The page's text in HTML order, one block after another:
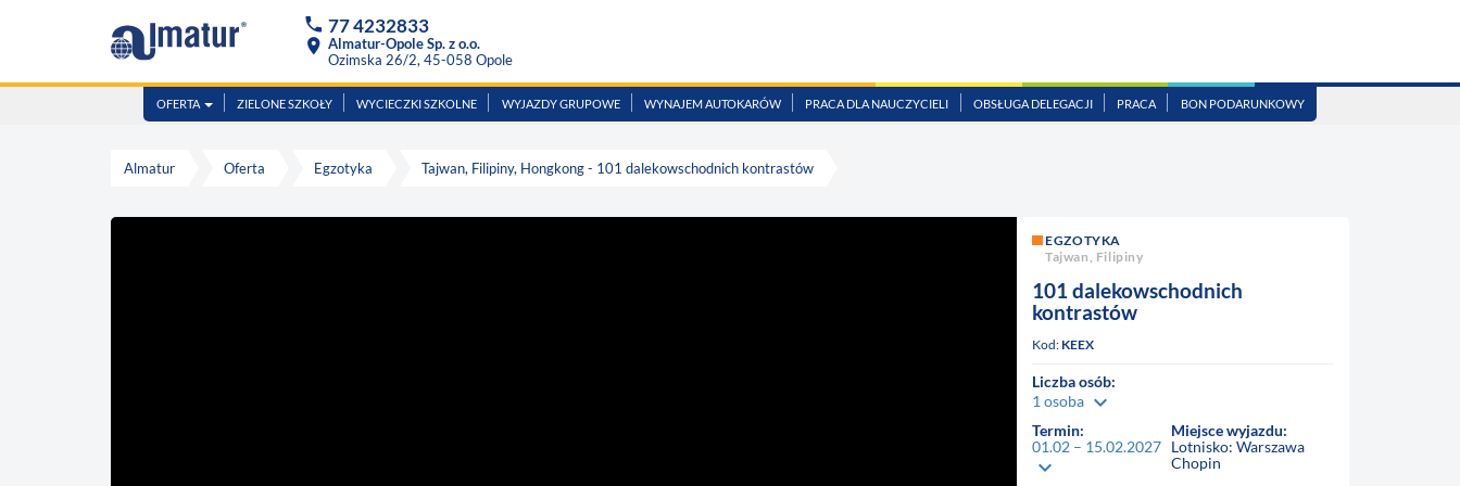
phone 77 4232833
location_on Almatur-Opole Sp. z o.o.
Ozimska 26/2, 45-058 Opole
OFERTA ZIELONE SZKOŁY WYCIECZKI SZKOLNE WYJAZDY GRUPOWE WYNAJEM AUTOKARÓW PRACA DLA NAUCZYCIELI OBSŁUGA DELEGACJI PRACA BON PODARUNKOWY
Almatur Oferta Egzotyka Tajwan, Filipiny, Hongkong - 101 dalekowschodnich kontrastów
EGZOTYKA
Tajwan, Filipiny
101 dalekowschodnich
kontrastów
Kod: KEEX
Liczba osób:
1 osoba keyboard_arrow_down
Termin:
01.02 – 15.02.2027
keyboard_arrow_down
Miejsce wyjazdu:
Lotnisko: Warszawa
Chopin